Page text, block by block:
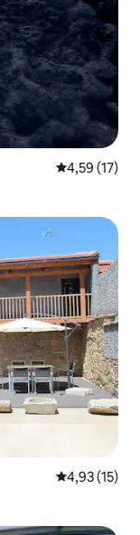
4,59 av 5 i
4,59 (17)
4,93 av 5 i
4,93 (15)